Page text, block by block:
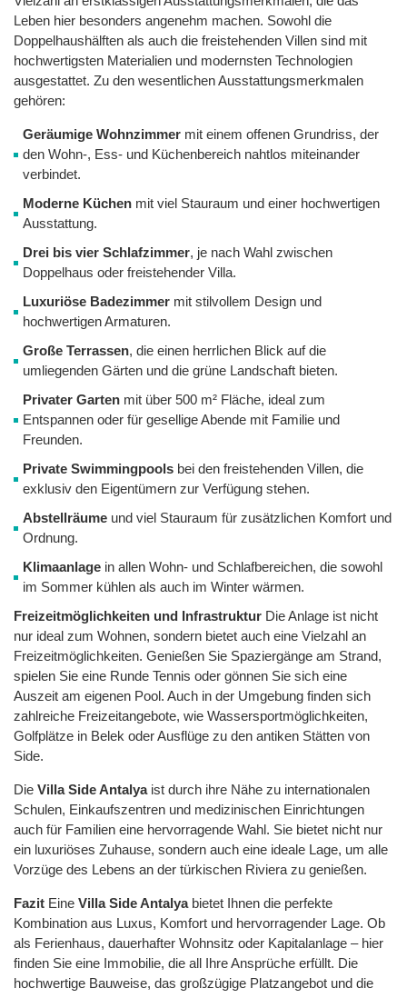
Leben hier besonders angenehm machen. Sowohl die
Doppelhaushälften als auch die freistehenden Villen sind mit
hochwertigsten Materialien und modernsten Technologien
ausgestattet. Zu den wesentlichen Ausstattungsmerkmalen
gehören:
Geräumige Wohnzimmer mit einem offenen Grundriss, der
den Wohn-, Ess- und Küchenbereich nahtlos miteinander
verbindet.
Moderne Küchen mit viel Stauraum und einer hochwertigen
Ausstattung.
Drei bis vier Schlafzimmer, je nach Wahl zwischen
Doppelhaus oder freistehender Villa.
Luxuriöse Badezimmer mit stilvollem Design und
hochwertigen Armaturen.
Große Terrassen, die einen herrlichen Blick auf die
umliegenden Gärten und die grüne Landschaft bieten.
Privater Garten mit über 500 m² Fläche, ideal zum
Entspannen oder für gesellige Abende mit Familie und
Freunden.
Private Swimmingpools bei den freistehenden Villen, die
exklusiv den Eigentümern zur Verfügung stehen.
Abstellräume und viel Stauraum für zusätzlichen Komfort und
Ordnung.
Klimaanlage in allen Wohn- und Schlafbereichen, die sowohl
im Sommer kühlen als auch im Winter wärmen.
Freizeitmöglichkeiten und Infrastruktur Die Anlage ist nicht
nur ideal zum Wohnen, sondern bietet auch eine Vielzahl an
Freizeitmöglichkeiten. Genießen Sie Spaziergänge am Strand,
spielen Sie eine Runde Tennis oder gönnen Sie sich eine
Auszeit am eigenen Pool. Auch in der Umgebung finden sich
zahlreiche Freizeitangebote, wie Wassersportmöglichkeiten,
Golfplätze in Belek oder Ausflüge zu den antiken Stätten von
Side.
Die Villa Side Antalyaist durch ihre Nähe zu internationalen
Schulen, Einkaufszentren und medizinischen Einrichtungen
auch für Familien eine hervorragende Wahl. Sie bietet nicht nur
ein luxuriöses Zuhause, sondern auch eine ideale Lage, um alle
Vorzüge des Lebens an der türkischen Riviera zu genießen.
Fazit Eine Villa Side Antalyabietet Ihnen die perfekte
Kombination aus Luxus, Komfort und hervorragender Lage. Ob
als Ferienhaus, dauerhafter Wohnsitz oder Kapitalanlage – hier
finden Sie eine Immobilie, die all Ihre Ansprüche erfüllt. Die
hochwertige Bauweise, das großzügige Platzangebot und die